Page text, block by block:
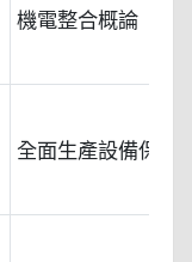
機電整合概論
全面生產設備保養